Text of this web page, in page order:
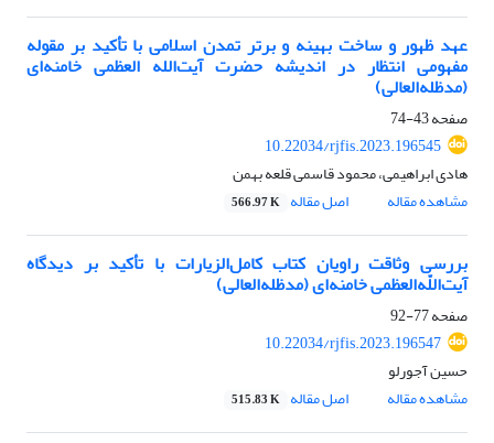
عهد ظهور و ساخت بهینه و برتر تمدن اسلامی با تأکید بر مقوله
مفهومی انتظار در اندیشه حضرت آیت‌الله العظمی خامنه‌ای
(مدظله‌العالی)
صفحه43-74
10.22034/rjfis.2023.196545
هادی ابراهیمی، محمود قاسمی قلعه بهمن
مشاهده مقاله
اصل مقاله 566.97 K
بررسی وثاقت راویان کتاب کامل‌الزیارات با تأکید بر دیدگاه
آیت‌اللّه‌العظمی خامنه‌ای (مدظله‌العالی)
صفحه77-92
10.22034/rjfis.2023.196547
حسین آجورلو
مشاهده مقاله
اصل مقاله 515.83 K